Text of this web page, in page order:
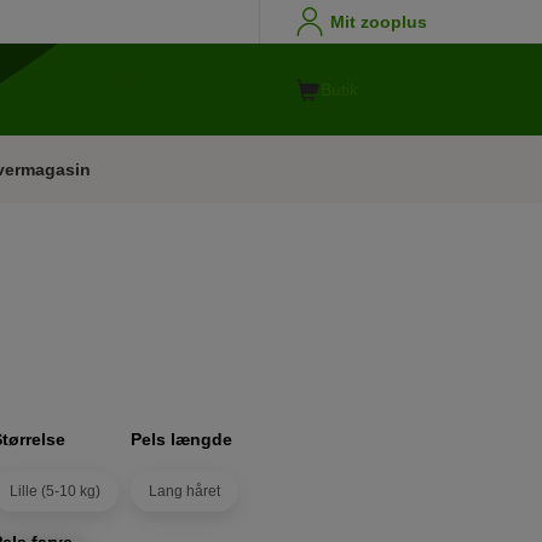
Mit zooplus
Lille (5-10 kg)
Pels længde
Lang håret